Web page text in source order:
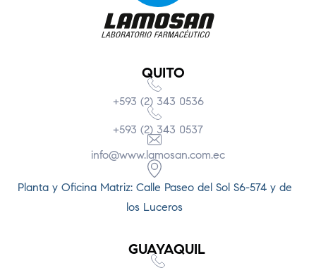
QUITO
+593 (2) 343 0536
+593 (2) 343 0537
info@www.lamosan.com.ec
Planta y Oficina Matriz: Calle Paseo del Sol S6-574 y de
los Luceros
GUAYAQUIL